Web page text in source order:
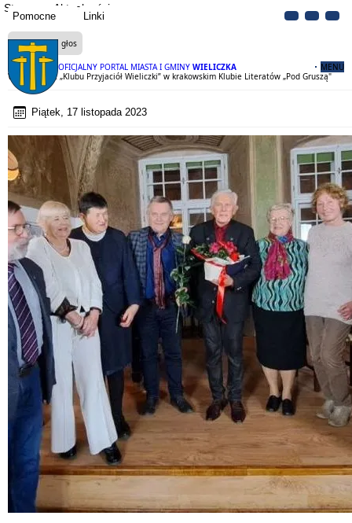
Pomocne Linki
OFICJALNY PORTAL MIASTA I GMINY WIELICZKA MENU
Strona Aktualności
Czytaj na głos
Wieliczanie z „Klubu Przyjaciół Wieliczki” w krakowskim Klubie Literatów „Pod Gruszą"
Piątek, 17 listopada 2023